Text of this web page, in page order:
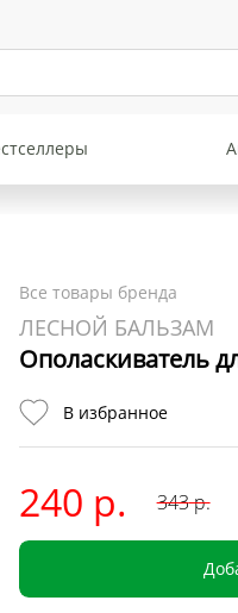
Все товары бренда
ЛЕСНОЙ БАЛЬЗАМ
Ополаскиватель
В избранное
240 р. 343р.